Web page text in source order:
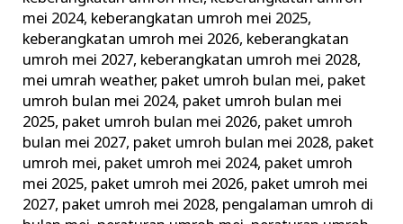
mei 2024, keberangkatan umroh mei 2025,
keberangkatan umroh mei 2026, keberangkatan
umroh mei 2027, keberangkatan umroh mei 2028,
mei umrah weather, paket umroh bulan mei, paket
umroh bulan mei 2024, paket umroh bulan mei
2025, paket umroh bulan mei 2026, paket umroh
bulan mei 2027, paket umroh bulan mei 2028, paket
umroh mei, paket umroh mei 2024, paket umroh
mei 2025, paket umroh mei 2026, paket umroh mei
2027, paket umroh mei 2028, pengalaman umroh di